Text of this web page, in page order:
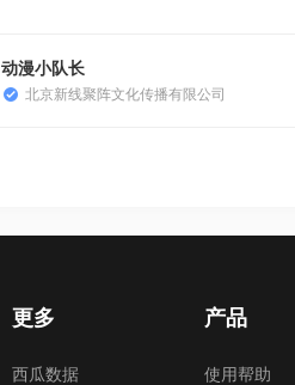
动漫小队长
北京新线聚阵文化传播有限公司
更多
西瓜数据
产品
使用帮助